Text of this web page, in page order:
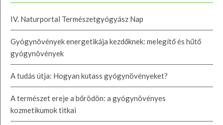
IV. Naturportal Természetgyógyász Nap
Gyógynövények energetikája kezdőknek: melegítő és hűtő
gyógynövények
A tudás útja: Hogyan kutass gyógynövényeket?
A természet ereje a bőrödön: a gyógynövényes
kozmetikumok titkai